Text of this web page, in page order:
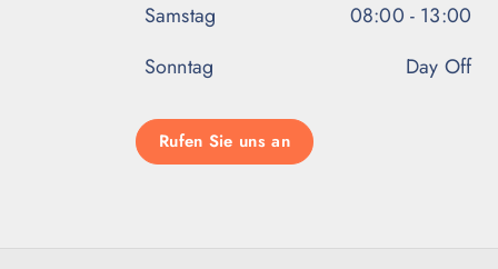
Samstag
08:00 - 13:00
Sonntag
Day Off
Rufen Sie uns an